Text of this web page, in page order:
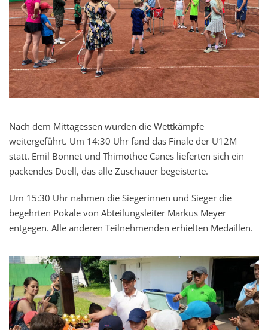
Nach dem Mittagessen wurden die Wettkämpfe
weitergeführt. Um 14:30 Uhr fand das Finale der U12M
statt. Emil Bonnet und Thimothee Canes lieferten sich ein
packendes Duell, das alle Zuschauer begeisterte.
Um 15:30 Uhr nahmen die Siegerinnen und Sieger die
begehrten Pokale von Abteilungsleiter Markus Meyer
entgegen. Alle anderen Teilnehmenden erhielten Medaillen.